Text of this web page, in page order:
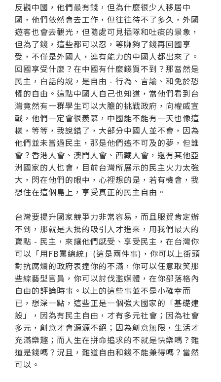
反觀中國，他們最有錢，但為什麼很少人移居中
國，他們依然會去工作，但往往待不了多久，外國
遊客也會去觀光，但隨處可見插隊和吐痰的景象，
但為了錢，這些都可以忍，等賺夠了錢再回國享
受，不僅是外國人，連有能力的中國人都出來了。
回國享受什麼？在中國有什麼錢買不到？那當然是
民主，白話的說，是自由 - 行為、言論、和免於恐
懼的自由。這點中國人自己也知道，當他們看到台
灣竟然有一群學生可以大膽的挑戰政府，向權威宣
戰，他們一定會很羨慕，中國能不能有一天也像這
樣，等等，我說錯了，大部分中國人並不會，因為
他們並未嘗過民主，那是他們遙不可及的夢，但誰
會？香港人會、澳門人會、西藏人會，還有其他亞
洲國家的人也會，目前台灣所展示的民主火力太強
大，閃在他們的眼中，心裡想的是，若有機會，我
想住在這個島上，享受真正的民主自由。
台灣要提升國家競爭力非常容易，而且服貿肯定辦
不到，那就是大批的吸引人才進來，用我們最大的
賣點 - 民主，來讓他們感受、享受民主，在台灣你
可以「用FB罵總統」(這是兩件事)，你可以上街頭
對抗腐爛的政府表達你的不滿，你可以任意取笑那
些綜藝型官員，你可以討伐濫媒體，在你部落格內
自由的評論時事。以上的這些事並不是小確幸而
已，想深一點，這些正是一個強大國家的「基礎建
設」，因為有民主自由，才有多元社會；因為社會
多元，創意才會源源不絕；因為創意無限，生活才
充滿樂趣；而人生在拼命追求的不就是快樂嗎？難
道是錢嗎？況且，難道自由和錢不能兼得嗎？當然
可以。